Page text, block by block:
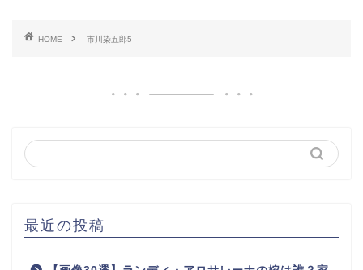
HOME 市川染五郎5
最近の投稿